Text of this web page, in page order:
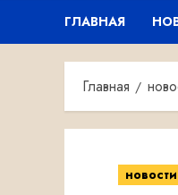
ГЛАВНАЯ
Главная
новости